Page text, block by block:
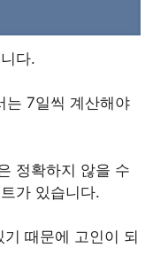
다.
는 7일씩 계산해야
정확하지 않을 수
가 있습니다.
때문에 고인이 되